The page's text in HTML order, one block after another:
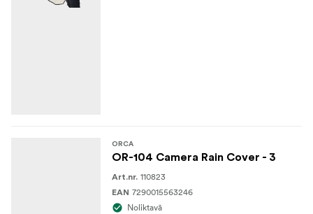
ORCA
OR-104 Camera Rain Cover - 3
Art.nr. 110823
EAN 7290015563246
Noliktavā